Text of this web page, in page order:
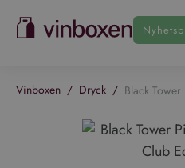
Vinboxen / Dryck /